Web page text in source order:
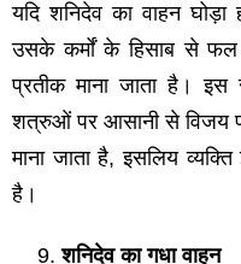
यदि शनिदेव का वाहन
उसके कर्मों के हिसाब से
प्रतीक माना जाता है।
शत्रुओं पर आसानी से विजय
माना जाता है, इसलिय
है।
शनिदेव का गधा वाहन